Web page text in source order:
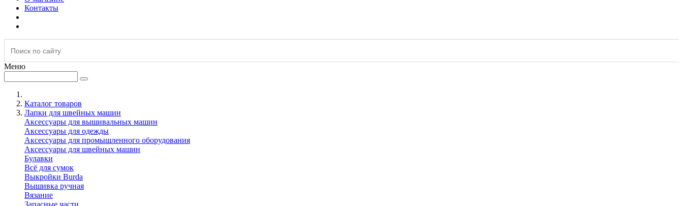
Контакты
Меню
Каталог товаров
Лапки для швейных машин
Аксессуары для вышивальных машин
Аксессуары для одежды
Аксессуары для промышленного оборудования
Аксессуары для швейных машин
Булавки
Всё для сумок
Выкройки Burda
Вышивка ручная
Вязание
Запасные части